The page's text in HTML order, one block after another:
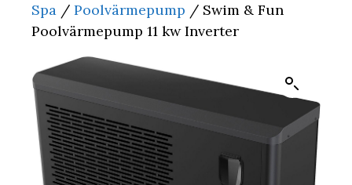
Spa / Poolvärmepump / Swim & Fun
Poolvärmepump 11 kw Inverter